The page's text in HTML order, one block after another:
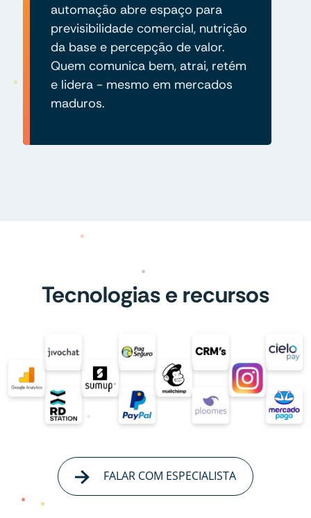
automação abre espaço para
previsibilidade comercial, nutrição
da base e percepção de valor.
Quem comunica bem, atrai, retém
e lidera - mesmo em mercados
maduros.
Tecnologias e recursos
FALAR COM ESPECIALISTA